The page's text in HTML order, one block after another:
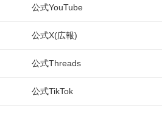
公式YouTube
公式X(広報)
公式Threads
公式TikTok